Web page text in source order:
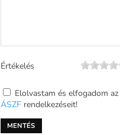
Értékelés
Elolvastam és elfogadom az
ÁSZFrendelkezéseit!